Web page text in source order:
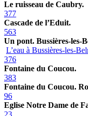
Le ruisseau de Caubry.
377
Cascade de l’Eduit.
563
Un pont. Bussières-les-
L’eau à Bussières-les-
376
Fontaine du Coucou.
383
Fontaine du Coucou.
96
Eglise Notre Dame de
23